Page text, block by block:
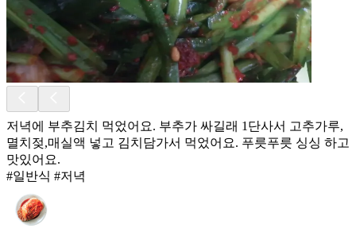
저녁에 부추김치 먹었어요. 부추가 싸길래 1단사서 고추가루,
멸치젖,매실액 넣고 김치담가서 먹었어요. 푸릇푸릇 싱싱 하고
맛있어요.
#일반식 #저녁